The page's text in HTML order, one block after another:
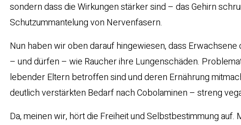
sondern dass die Wirkungen stärker sind – das Gehirn
Schutzummantelung von Nervenfasern.
Nun haben wir oben darauf hingewiesen, dass
– und dürfen – wie Raucher ihre Lungenschäden.
lebender Eltern betroffen sind und deren Ernährung
deutlich verstärkten Bedarf nach Cobolaminen – streng
Da, meinen wir, hört die Freiheit und Selbstbestimmung